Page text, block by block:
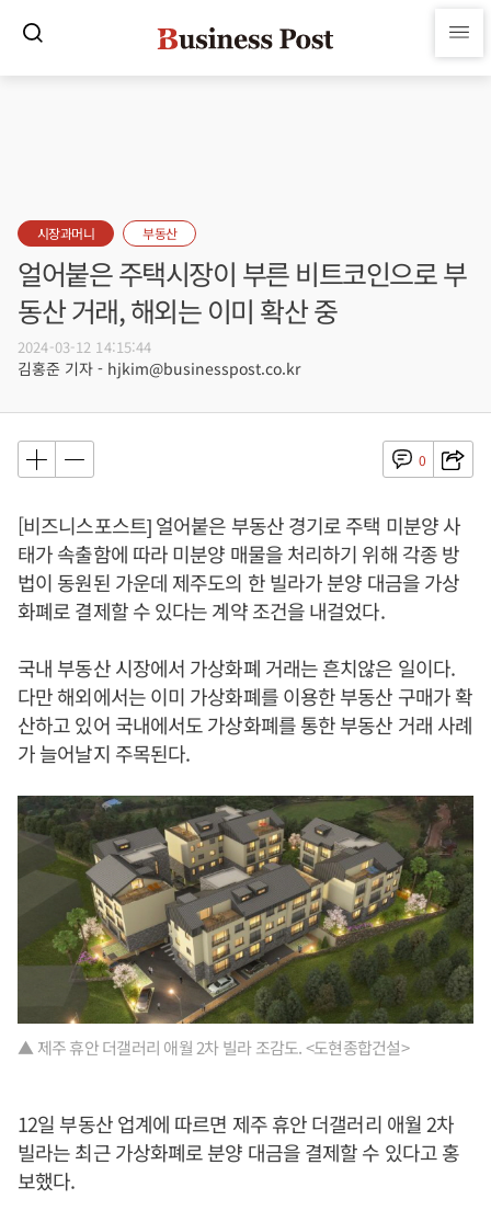
시장과머니 부동산
얼어붙은 주택시장이 부른 비트코인으로 부
동산 거래, 해외는 이미 확산 중
2024-03-12 14:15:44
김홍준 기자 - hjkim@businesspost.co.kr
0
[비즈니스포스트] 얼어붙은 부동산 경기로 주택 미분양 사
태가 속출함에 따라 미분양 매물을 처리하기 위해 각종 방
법이 동원된 가운데 제주도의 한 빌라가 분양 대금을 가상
화폐로 결제할 수 있다는 계약 조건을 내걸었다.
국내 부동산 시장에서 가상화폐 거래는 흔치않은 일이다.
다만 해외에서는 이미 가상화폐를 이용한 부동산 구매가 확
산하고 있어 국내에서도 가상화폐를 통한 부동산 거래 사례
가 늘어날지 주목된다.
▲ 제주 휴안 더갤러리 애월 2차 빌라 조감도. <도현종합건설>
12일 부동산 업계에 따르면 제주 휴안 더갤러리 애월 2차
빌라는 최근 가상화폐로 분양 대금을 결제할 수 있다고 홍
보했다.